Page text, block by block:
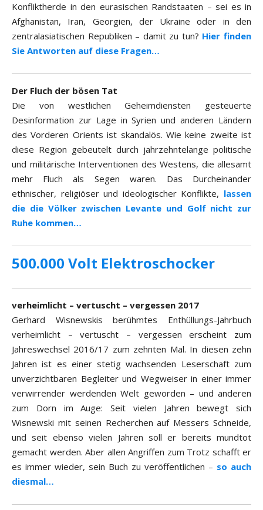
Konfliktherde in den eurasischen Randstaaten – sei es in
Afghanistan, Iran, Georgien, der Ukraine oder in den
zentralasiatischen Republiken – damit zu tun? Hier finden
Sie Antworten auf diese Fragen…
Der Fluch der bösen Tat
Die von westlichen Geheimdiensten gesteuerte
Desinformation zur Lage in Syrien und anderen Ländern
des Vorderen Orients ist skandalös. Wie keine zweite ist
diese Region gebeutelt durch jahrzehntelange politische
und militärische Interventionen des Westens, die allesamt
mehr Fluch als Segen waren. Das Durcheinander
ethnischer, religiöser und ideologischer Konflikte, lassen
die die Völker zwischen Levante und Golf nicht zur
Ruhe kommen…
500.000 Volt Elektroschocker
verheimlicht – vertuscht – vergessen 2017
Gerhard Wisnewskis berühmtes Enthüllungs-Jahrbuch
verheimlicht – vertuscht – vergessen erscheint zum
Jahreswechsel 2016/17 zum zehnten Mal. In diesen zehn
Jahren ist es einer stetig wachsenden Leserschaft zum
unverzichtbaren Begleiter und Wegweiser in einer immer
verwirrender werdenden Welt geworden – und anderen
zum Dorn im Auge: Seit vielen Jahren bewegt sich
Wisnewski mit seinen Recherchen auf Messers Schneide,
und seit ebenso vielen Jahren soll er bereits mundtot
gemacht werden. Aber allen Angriffen zum Trotz schafft er
es immer wieder, sein Buch zu veröffentlichen – so auch
diesmal…